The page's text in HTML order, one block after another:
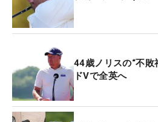
44歳ノリスの“不
ドVで全英へ